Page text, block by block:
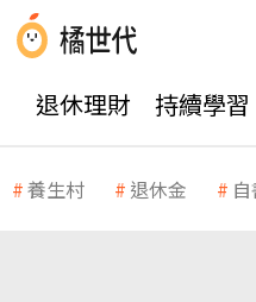
退休理財 持續學習
養生村 退休金